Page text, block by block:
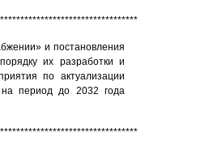
и постановления
их разработки и
по актуализации
на период до 2032 года